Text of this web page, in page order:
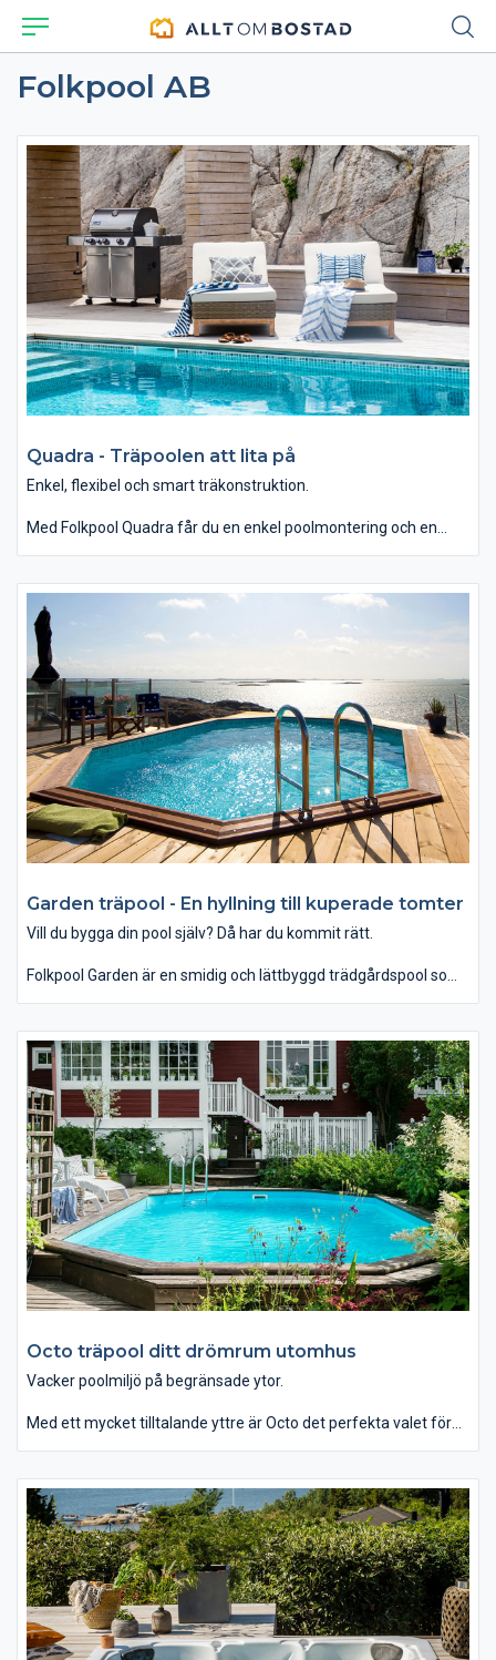
Folkpool AB
Quadra - Träpoolen att lita på
Enkel, flexibel och smart träkonstruktion.
Med Folkpool Quadra får du en enkel poolmontering och en
Med ett baddjup på 1,4 m, blir denna pool idealisk för såväl
badlek som simträning.
Folkpool Classic började tillverkas 1968 och är i dag Sveriges
mest sålda pool. Den klassiska trä-stomme har utvecklats och
förbättrats flera gånger genom åren.
Garden träpool - En hyllning till kuperade tomter
Vill du bygga din pool själv? Då har du kommit rätt.
Folkpool Garden är en smidig och lättbyggd trädgårdspool som
Folkpool Garden ovan mark pool klarar av ensidigt jordtryck,
d.v.s den kraft som uppstår när poolen är tömd på vatten, till
skillnad från pooler ovan mark i plåt.
Octo träpool ditt drömrum utomhus
Vacker poolmiljö på begränsade ytor.
Med ett mycket tilltalande yttre är Octo det perfekta valet för
Folkpool Octo bjuder på fantastiskt samspel mellan form och
funktion. De vackert brutna hörnen gör att du får mer utrymme
runt poolen, vilket gör det lättare för dig att skapa en fin
poolmiljö även på något begränsade ytor.